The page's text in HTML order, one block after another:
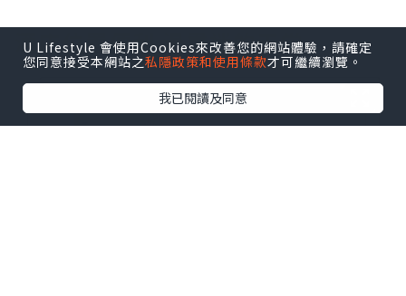
酒店位置便利 漫畫迷的天堂
U Lifestyle 會使用Cookies來改善您的網站體驗，請確定
您同意接受本網站之私隱政策和使用條款才可繼續瀏覽。
我已閱讀及同意